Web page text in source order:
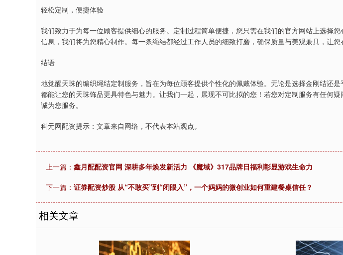
轻松定制，便捷体验
我们致力于为每一位顾客提供细心的服务。定制过程简单便捷，您只需在我们的官方网站上选择
信息，我们将为您精心制作。每一条绳结都经过工作人员的细致打磨，确保质量与美观兼具，让您
结语
地觉醒天珠的编织绳结定制服务，旨在为每位顾客提供个性化的佩戴体验。无论是选择金刚结还是
都能让您的天珠饰品更具特色与魅力。让我们一起，展现不可比拟的您！若您对定制服务有任何
诚为您服务。
科元网配资提示：文章来自网络，不代表本站观点。
上一篇： 鑫月配配资官网 深耕多年焕发新活力 《魔域》317品牌日福利彰显游戏生命力
下一篇： 证券配资炒股 从“不敢买”到“闭眼入”，一个妈妈的微创业如何重建餐桌信任？
相关文章